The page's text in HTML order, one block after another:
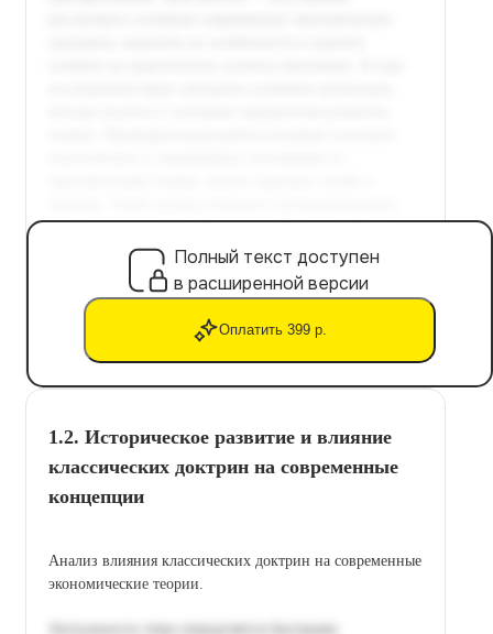
Полный текст доступен
в расширенной версии
Оплатить 399 р.
1.2. Историческое развитие и влияние
классических доктрин на современные
концепции
Анализ влияния классических доктрин на современные
экономические теории.